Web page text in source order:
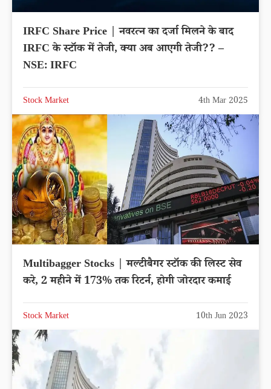
IRFC Share Price | नवरत्न का दर्जा मिलने के बाद
IRFC के स्टॉक में तेजी, क्या अब आएगी तेजी?? –
NSE: IRFC
Stock Market 4th Mar 2025
Multibagger Stocks | मल्टीबैगर स्टॉक की लिस्ट सेव
करे, 2 महीने में 173% तक रिटर्न, होगी जोरदार कमाई
Stock Market 10th Jun 2023